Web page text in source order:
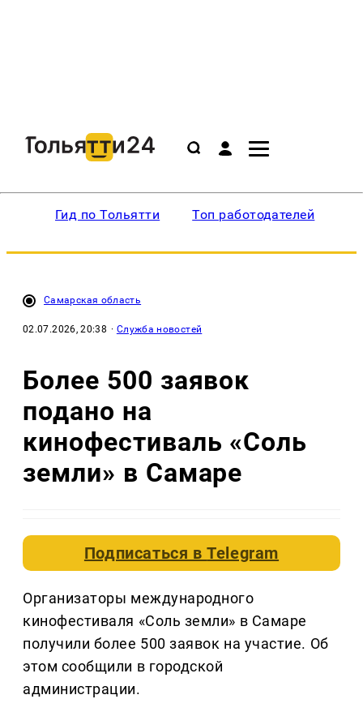
Гид по Тольятти Топ работодателей
Самарская область
02.07.2026, 20:38 · Служба новостей
Более 500 заявок
подано на
кинофестиваль «Соль
земли» в Самаре
Подписаться вTelegram
Организаторы международного
кинофестиваля «Соль земли» в Самаре
получили более 500 заявок на участие. Об
этом сообщили в городской
администрации.